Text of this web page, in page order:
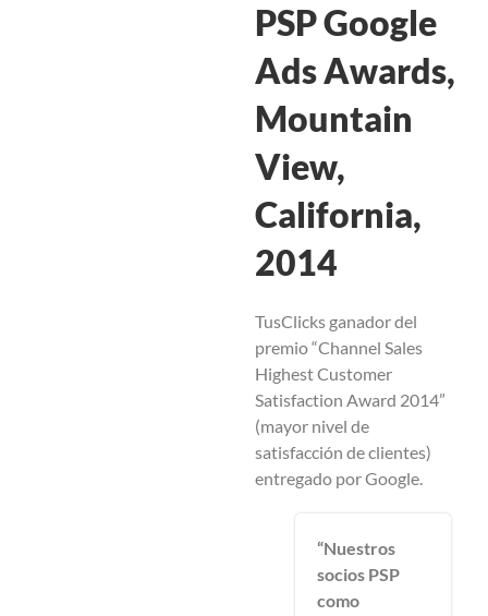
PSP Google
Ads Awards,
Mountain
View,
California,
2014
TusClicks ganador del
premio “Channel Sales
Highest Customer
Satisfaction Award 2014”
(mayor nivel de
satisfacción de clientes)
entregado por Google.
“Nuestros
socios PSP
como